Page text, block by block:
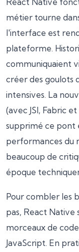
métier tourne
l'interface est
plateforme.
communiquaient
créer des goulots
intensives. La
(avec JSI, Fabric
supprimé ce pont
performances du
beaucoup de
époque
Pour combler les
pas, React Native
morceaux de
JavaScript. En